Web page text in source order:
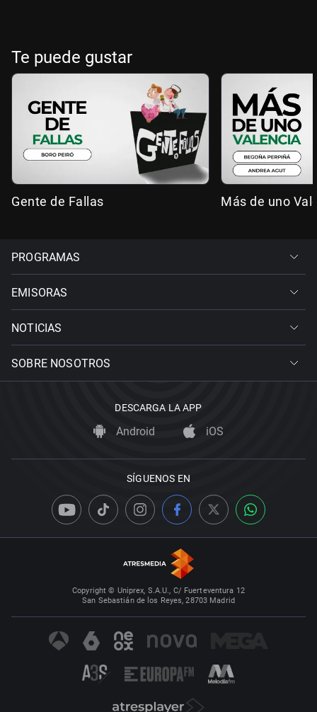
Te puede gustar
Gente de Fallas Más de uno
PROGRAMAS
EMISORAS
NOTICIAS
SOBRE NOSOTROS
DESCARGA LA APP
Android iOS
SÍGUENOS EN
Copyright © Uniprex, S.A.U., C/ Fuerteventura 12
San Sebastián de los Reyes, 28703 Madrid